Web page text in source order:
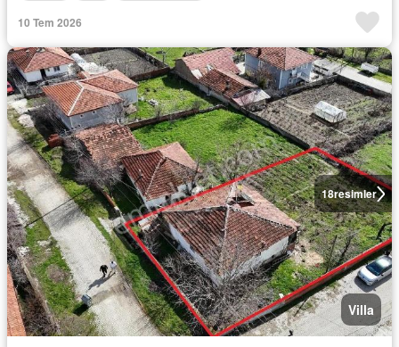
10 Tem 2026
18resimler
Villa